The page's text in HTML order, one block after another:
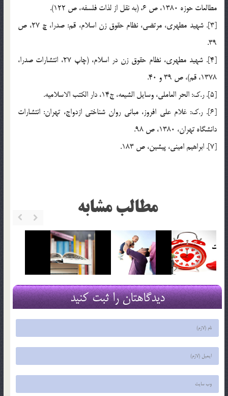
مطالعات حوزه 1380، ص 6، (به نقل از لذات فلسفه، ص 122).
[3]. شهيد مطهري، مرتضي، نظام حقوق زن اسلام، قم: صدرا، چ 27، ص
39.
[4]. شهيد مطهري، نظام حقوق زن در اسلام، (چاپ 27، انتشارات صدرا،
1378، قم)، ص 39 و 40.
[5]. ر.ک: الحر العاملي، وسايل الشيعه، ج14، دار الکتب الاسلاميه.
[6]. ر.ک: غلام علي افروز، مباني روان شناختي ازدواج، تهران: انتشارات
دانشگاه تهران، 1380، ص 98.
[7]. ابراهيم اميني، پيشين، ص 183.
مطالب مشابه
دیدگاهتان را ثبت کنید